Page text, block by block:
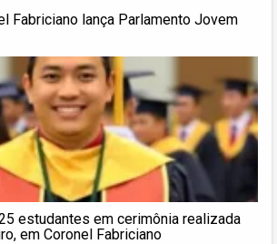
Fabriciano lança Parlamento Jovem
estudantes em cerimônia realizada
em Coronel Fabriciano